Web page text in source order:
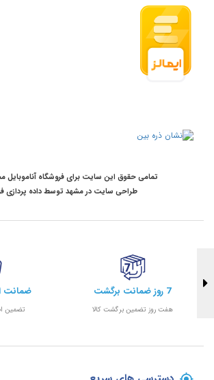
تمامی حقوق این سایت برای فروشگاه
طراحی سایت در مشهد توسطداده پردازی
7 روز ضمانت برگشت
هفت روز تضمین برگشت کالا
ضمانت
تضمین